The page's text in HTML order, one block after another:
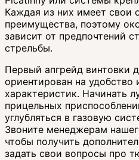
Каждая из них имеет свои
преимущества, поэтому
зависит от предпочтений
стрельбы.
Первый апгрейд винтовки
ориентирован на удобство
характеристик. Начинать
прицельных
углубляться в газовую
Звоните менеджерам
чтобы получить
задать свои вопросы про